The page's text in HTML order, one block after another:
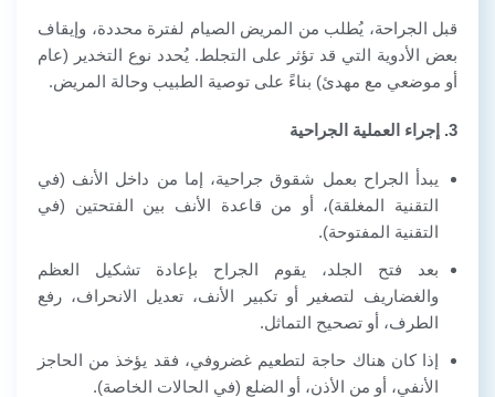
قبل الجراحة، يُطلب من المريض الصيام لفترة محددة، وإيقاف
بعض الأدوية التي قد تؤثر على التجلط. يُحدد نوع التخدير (عام
أو موضعي مع مهدئ) بناءً على توصية الطبيب وحالة المريض.
3. إجراء العملية الجراحية
يبدأ الجراح بعمل شقوق جراحية، إما من داخل الأنف (في
التقنية المغلقة)، أو من قاعدة الأنف بين الفتحتين (في
التقنية المفتوحة).
بعد فتح الجلد، يقوم الجراح بإعادة تشكيل العظم
والغضاريف لتصغير أو تكبير الأنف، تعديل الانحراف، رفع
الطرف، أو تصحيح التماثل.
إذا كان هناك حاجة لتطعيم غضروفي، فقد يؤخذ من الحاجز
الأنفي، أو من الأذن، أو الضلع (في الحالات الخاصة).